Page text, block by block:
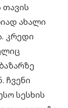
თავის
ახალი
კრედი
ჩვენი
სესხის